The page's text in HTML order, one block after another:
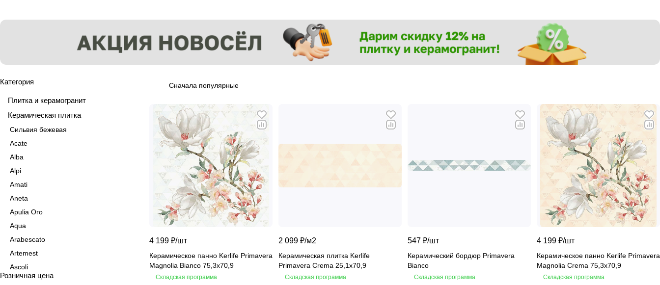
Сначала популярные
4 199 ₽/шт
Керамическое панно Kerlife Primavera
Magnolia Bianco 75,3х70,9
Складская программа
2 099 ₽/м2
Керамическая плитка Kerlife
Primavera Crema 25,1х70,9
Складская программа
547 ₽/шт
Керамический бордюр Primavera
Bianco
Складская программа
4 199 ₽/шт
Керамическое панно Kerlife Primavera
Magnolia Crema 75,3х70,9
Складская программа
Категория
Плитка и керамогранит
Керамическая плитка
Сильвия бежевая
Acate
Alba
Alpi
Amati
Aneta
Apulia Oro
Aqua
Arabescato
Artemest
Ascoli
Aspen
Розничная цена